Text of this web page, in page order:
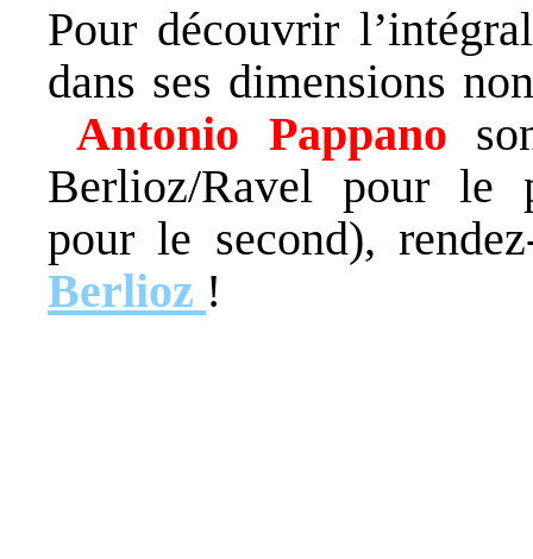
Pour découvrir
dans ses dimensions
Antonio Pappano
Berlioz/Ravel pour le
pour le second),
Berlioz !